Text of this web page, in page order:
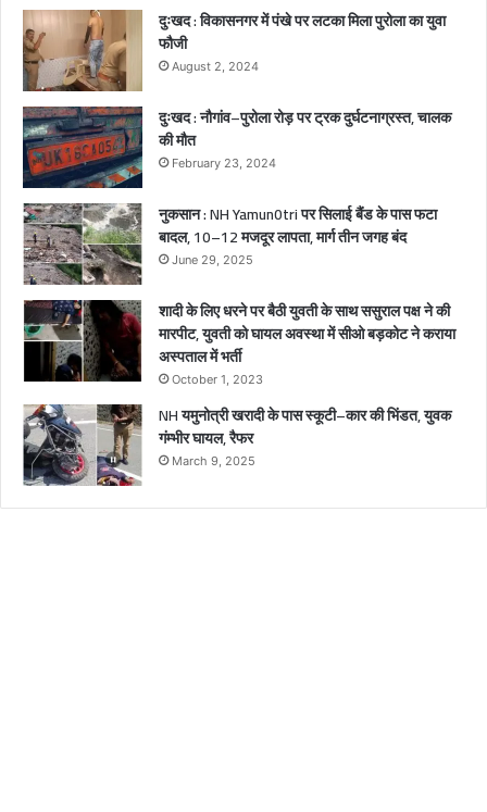
ब
र
य
दुःखद : विकासनगर में पंखे पर लटका मिला पुरोला का युवा
फौजी
August 2, 2024
दुःखद : नौगांव–पुरोला रोड़ पर ट्रक दुर्घटनाग्रस्त, चालक
की मौत
February 23, 2024
नुकसान : NH Yamun0tri पर सिलाई बैंड के पास फटा
बादल, 10–12 मजदूर लापता, मार्ग तीन जगह बंद
June 29, 2025
शादी के लिए धरने पर बैठी युवती के साथ ससुराल पक्ष ने की
मारपीट, युवती को घायल अवस्था में सीओ बड़कोट ने कराया
अस्पताल में भर्ती
October 1, 2023
NH यमुनोत्री खरादी के पास स्कूटी–कार की भिंडत, युवक
गंम्भीर घायल, रैफर
March 9, 2025